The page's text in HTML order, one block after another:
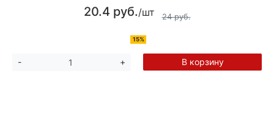
20.4 руб./шт 24 руб.
15%
- + В корзину